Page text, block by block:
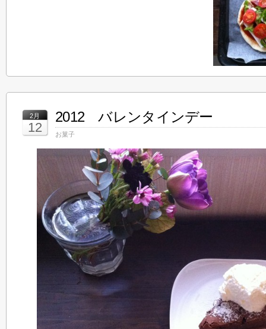
2月
12
2012 バレンタインデー
お菓子